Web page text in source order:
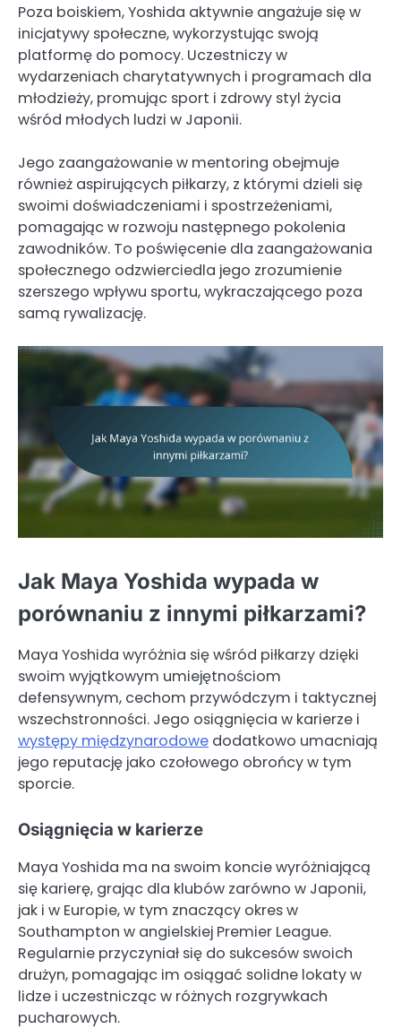
Poza boiskiem, Yoshida aktywnie angażuje się w
inicjatywy społeczne, wykorzystując swoją
platformę do pomocy. Uczestniczy w
wydarzeniach charytatywnych i programach dla
młodzieży, promując sport i zdrowy styl życia
wśród młodych ludzi w Japonii.
Jego zaangażowanie w mentoring obejmuje
również aspirujących piłkarzy, z którymi dzieli się
swoimi doświadczeniami i spostrzeżeniami,
pomagając w rozwoju następnego pokolenia
zawodników. To poświęcenie dla zaangażowania
społecznego odzwierciedla jego zrozumienie
szerszego wpływu sportu, wykraczającego poza
samą rywalizację.
Jak Maya Yoshida wypada w
porównaniu z innymi piłkarzami?
Maya Yoshida wyróżnia się wśród piłkarzy dzięki
swoim wyjątkowym umiejętnościom
defensywnym, cechom przywódczym i taktycznej
wszechstronności. Jego osiągnięcia w karierze i
występy międzynarodowe dodatkowo umacniają
jego reputację jako czołowego obrońcy w tym
sporcie.
Osiągnięcia w karierze
Maya Yoshida ma na swoim koncie wyróżniającą
się karierę, grając dla klubów zarówno w Japonii,
jak i w Europie, w tym znaczący okres w
Southampton w angielskiej Premier League.
Regularnie przyczyniał się do sukcesów swoich
drużyn, pomagając im osiągać solidne lokaty w
lidze i uczestnicząc w różnych rozgrywkach
pucharowych.